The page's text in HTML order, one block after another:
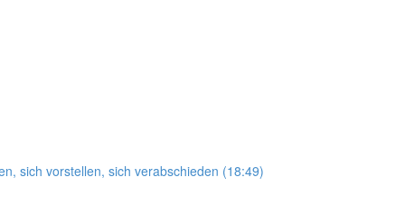
sich vorstellen, sich verabschieden (18:49)